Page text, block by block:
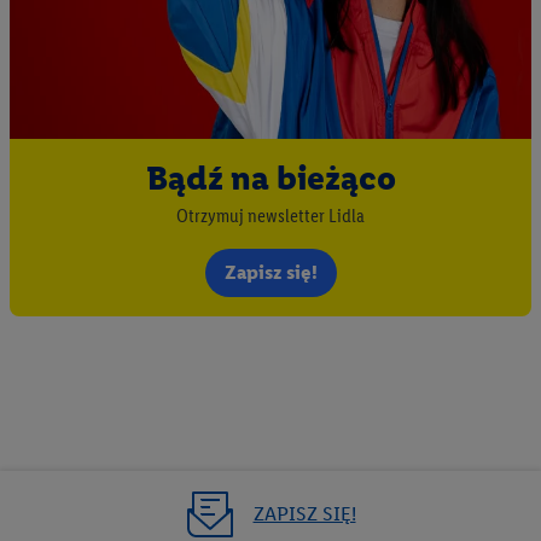
Bądź na bieżąco
Otrzymuj newsletter Lidla
Zapisz się!
ZAPISZ SIĘ!
zakupowych w usługach Lidl zostaną udostępnione jednemu z
wyżej wymienionych partnerów, aby mógł on analizować
statystyki kampanii reklamowych swoich klientówjako
niezależny administrator danych
generowaniu profili, które są również wzbogacane o dane z
innych usług. Obejmuje to łączenie danych (np. dotyczących
Lidl, informacji z konta klienta - np. wieku lub płci - a także
dokładnych danych dotyczących lokalizacji), również przez
docelowych, opracowywania ofert oraz zapewnienia
bezpieczeństwa technicznego i optymalizacji wyświetlania